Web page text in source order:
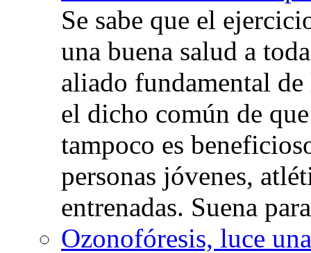
Se sabe que el
una buena salud a
aliado fundamental
el dicho común de
tampoco es
personas jóvenes,
entrenadas. Suena
Ozonofóresis, luce